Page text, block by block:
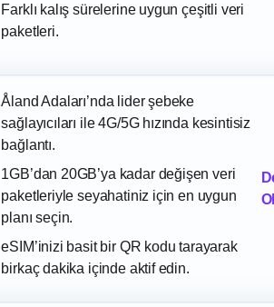
Farklı kalış sürelerine uygun çeşitli veri
paketleri.
Åland Adaları’nda lider şebeke
sağlayıcıları ile 4G/5G hızında kesintisiz
bağlantı.
1GB’dan 20GB’ya kadar değişen veri
paketleriyle seyahatiniz için en uygun
planı seçin.
eSIM’inizi basit bir QR kodu tarayarak
birkaç dakika içinde aktif edin.